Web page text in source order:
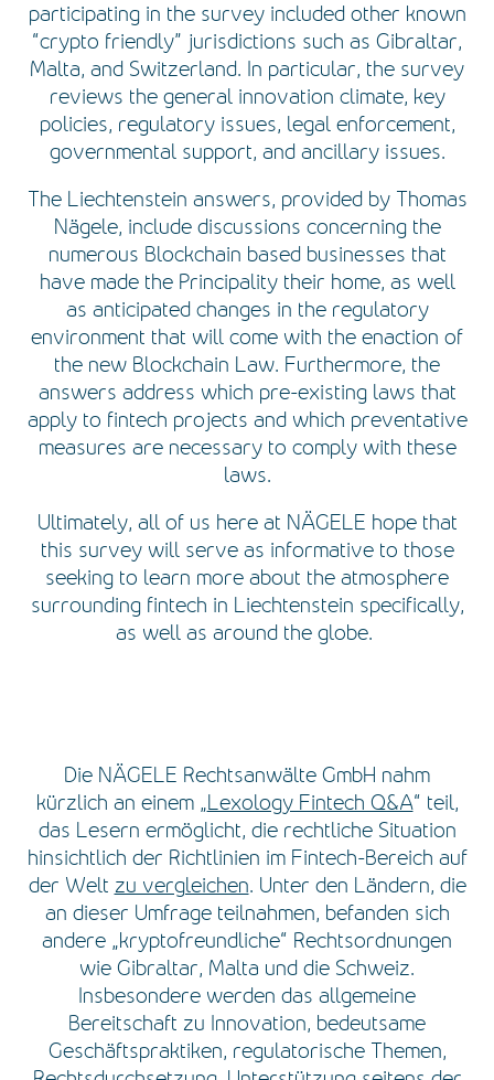
participating in the survey included other known
“crypto friendly” jurisdictions such as Gibraltar,
Malta, and Switzerland. In particular, the survey
reviews the general innovation climate, key
policies, regulatory issues, legal enforcement,
governmental support, and ancillary issues.
The Liechtenstein answers, provided by Thomas
Nägele, include discussions concerning the
numerous Blockchain based businesses that
have made the Principality their home, as well
as anticipated changes in the regulatory
environment that will come with the enaction of
the new Blockchain Law. Furthermore, the
answers address which pre-existing laws that
apply to fintech projects and which preventative
measures are necessary to comply with these
laws.
Ultimately, all of us here at NÄGELE hope that
this survey will serve as informative to those
seeking to learn more about the atmosphere
surrounding fintech in Liechtenstein specifically,
as well as around the globe.
Die NÄGELE Rechtsanwälte GmbH nahm
kürzlich an einem „Lexology Fintech Q&A“ teil,
das Lesern ermöglicht, die rechtliche Situation
hinsichtlich der Richtlinien im Fintech-Bereich auf
der Welt zu vergleichen. Unter den Ländern, die
an dieser Umfrage teilnahmen, befanden sich
andere „kryptofreundliche“ Rechtsordnungen
wie Gibraltar, Malta und die Schweiz.
Insbesondere werden das allgemeine
Bereitschaft zu Innovation, bedeutsame
Geschäftspraktiken, regulatorische Themen,